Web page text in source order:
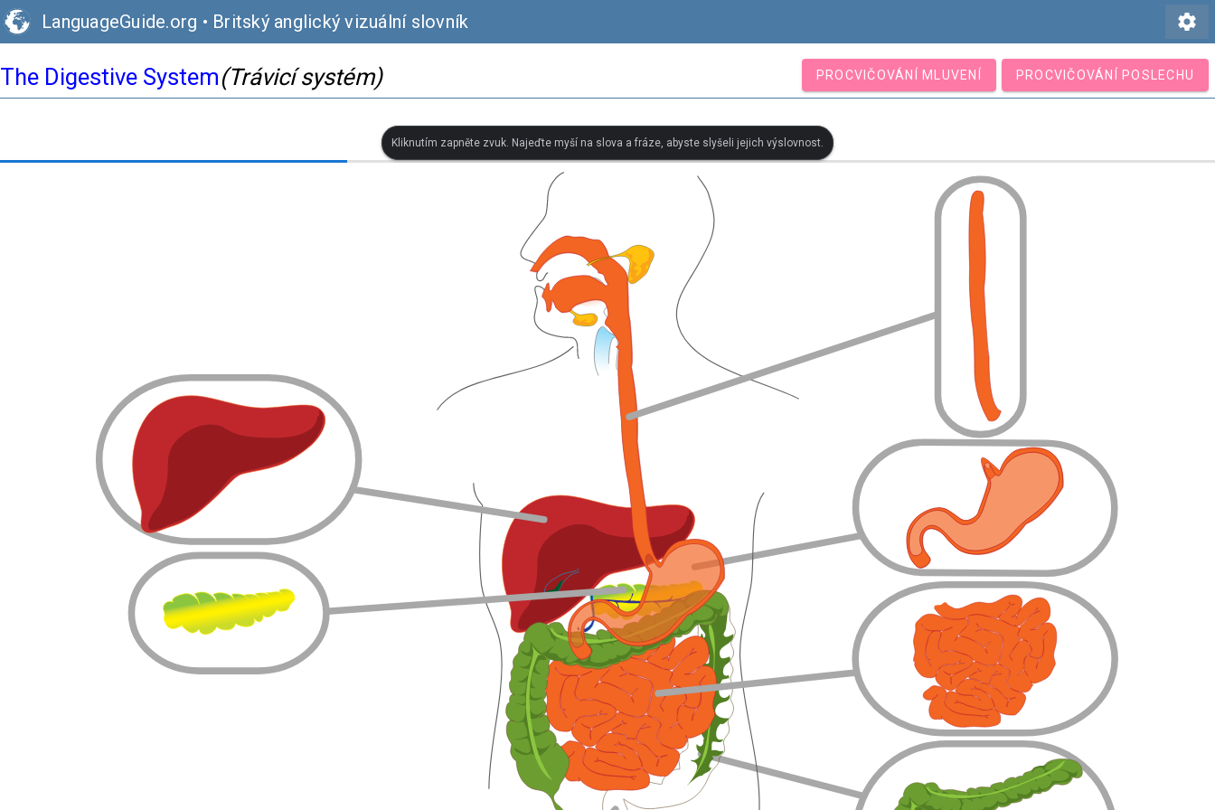
LanguageGuide.org • Britský anglický vizuální slovník settings
The Digestive System(Trávicí systém) PROCVIČOVÁNÍ MLUVENÍ PROCVIČOVÁNÍ POSLECHU
Kliknutím zapněte zvuk. Najeďte myší na slova a fráze, abyste slyšeli jejich výslovnost.